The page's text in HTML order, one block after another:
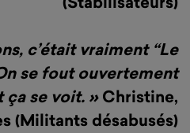
c’était vraiment “Le
se fout ouvertement
ça se voit. »Christine,
(Militants désabusés)